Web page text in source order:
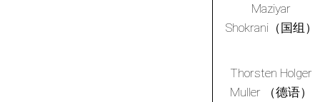
Maziyar
Shokrani（国组）
Thorsten Holger
Muller （德语）